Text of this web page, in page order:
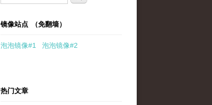
镜像站点 （免翻墙）
泡泡镜像#1 泡泡镜像#2
热门文章